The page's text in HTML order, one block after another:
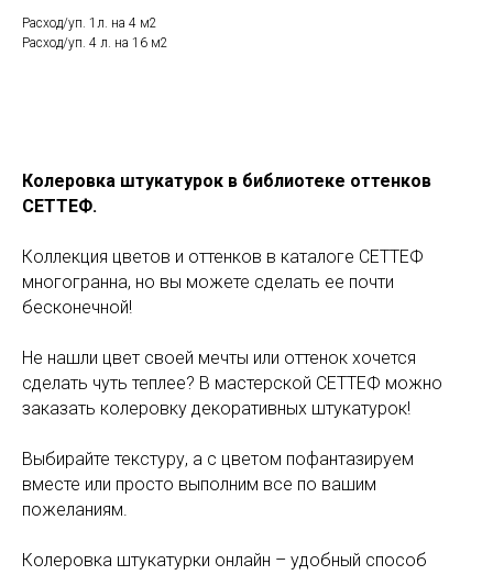
Расход/уп. 1л. на 4 м2
Расход/уп. 4 л. на 16 м2
Колеровка штукатурок в библиотеке оттенков
СЕТТЕФ.
Коллекция цветов и оттенков в каталоге СЕТТЕФ
многогранна, но вы можете сделать ее почти
бесконечной!
Не нашли цвет своей мечты или оттенок хочется
сделать чуть теплее? В мастерской СЕТТЕФ можно
заказать колеровку декоративных штукатурок!
Выбирайте текстуру, а с цветом пофантазируем
вместе или просто выполним все по вашим
пожеланиям.
Колеровка штукатурки онлайн – удобный способ